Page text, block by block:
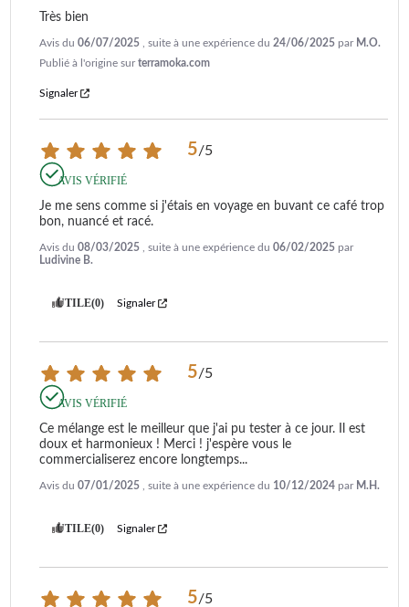
Très bien
Avis du 06/07/2025 , suite à une expérience du 24/06/2025 par M.O.
Publié à l'origine surterramoka.com
Signaler
5/5
AVIS VÉRIFIÉ
Je me sens comme si j'étais en voyage en buvant ce café trop
bon, nuancé et racé.
Avis du 08/03/2025 , suite à une expérience du 06/02/2025 par
Ludivine B.
UTILE(0) Signaler
5/5
AVIS VÉRIFIÉ
Ce mélange est le meilleur que j'ai pu tester à ce jour. Il est
doux et harmonieux ! Merci ! j'espère vous le
commercialiserez encore longtemps...
Avis du 07/01/2025 , suite à une expérience du 10/12/2024 par M.H.
UTILE(0) Signaler
5/5